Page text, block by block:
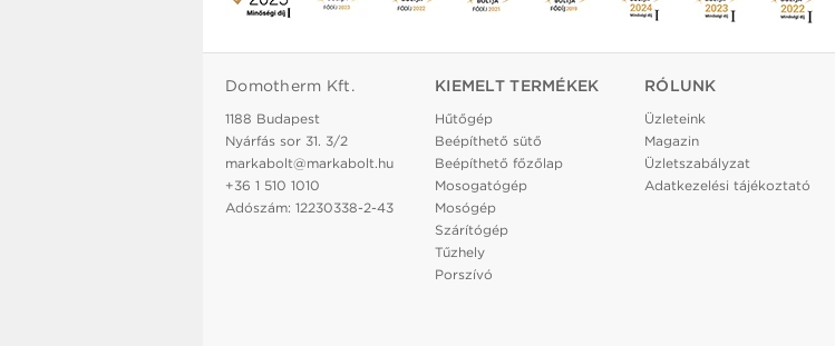
Domotherm Kft.
1188 Budapest
Nyárfás sor 31. 3/2
markabolt@markabolt.hu
+36 1 510 1010
Adószám: 12230338-2-43
KIEMELT TERMÉKEK
Hűtőgép
Beépíthető sütő
Beépíthető főzőlap
Mosogatógép
Mosógép
Szárítógép
Tűzhely
Porszívó
RÓLUNK
Üzleteink
Magazin
Üzletszabályzat
Adatkezelési tájékoztató